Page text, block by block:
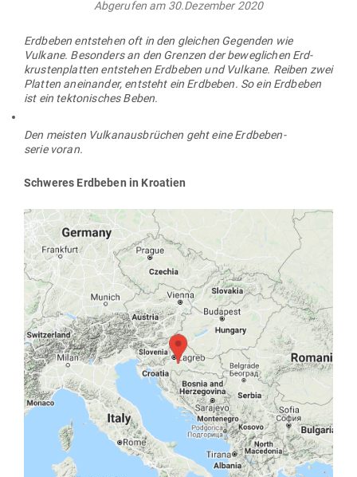
Abge­rufen am 30.Dezember 2020
Erd­beben ent­stehen oft in den gleichen Gegenden wie
Vulkane. Besonders an den Grenzen der beweg­lichen Erd­
krus­ten­platten ent­stehen Erd­beben und Vulkane. Reiben zwei
Platten anein­ander, ent­steht ein Erd­beben. So ein Erd­beben
ist ein tek­to­ni­sches Beben.
Den meisten Vul­kan­aus­brüchen geht eine Erd­be­ben­
serie voran.
Schweres Erd­beben in Kroatien